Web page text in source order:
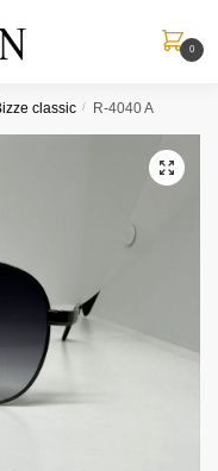
0
classic / R-4040 A